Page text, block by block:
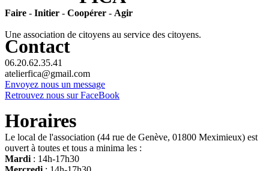
Faire - Initier - Coopérer - Agir
Une association de citoyens au service des citoyens.
Contact
06.20.62.35.41
atelierfica@gmail.com
Envoyez nous un message
Retrouvez nous sur FaceBook
Horaires
Le local de l'association (44 rue de Genève, 01800 Meximieux) est
ouvert à toutes et tous a minima les :
Mardi: 14h-17h30